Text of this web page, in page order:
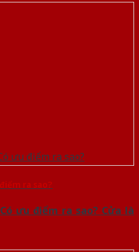
ra sao?
ưu điểm ra sao? Cửa là